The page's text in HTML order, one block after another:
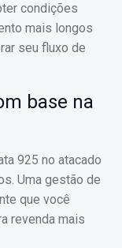
condições
mais longos
seu fluxo de
base na
925 no atacado
Uma gestão de
que você
revenda mais